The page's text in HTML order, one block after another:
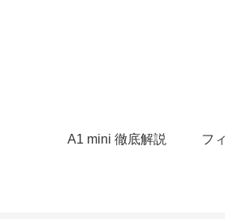
A1 mini 徹底解説 フ